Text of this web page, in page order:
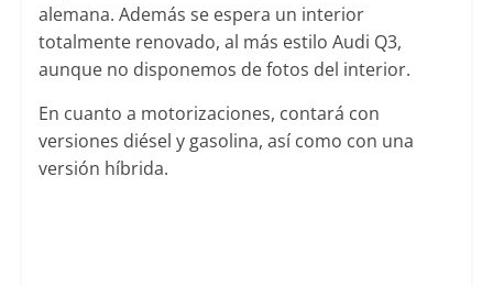
alemana. Además se espera un interior
totalmente renovado, al más estilo Audi Q3,
aunque no disponemos de fotos del interior.
En cuanto a motorizaciones, contará con
versiones diésel y gasolina, así como con una
versión híbrida.